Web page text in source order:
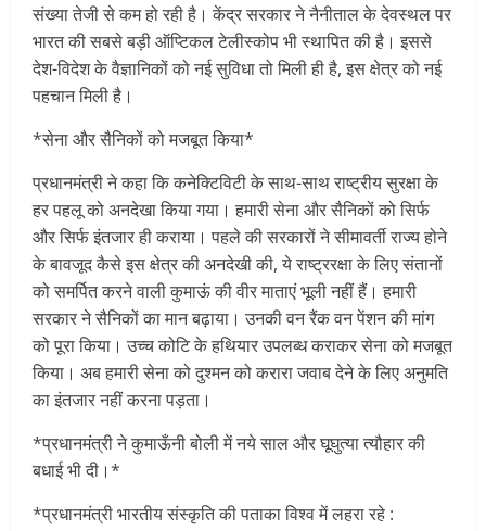
संख्या तेजी से कम हो रही है। केंद्र सरकार ने नैनीताल के देवस्थल पर
भारत की सबसे बड़ी ऑप्टिकल टेलीस्कोप भी स्थापित की है। इससे
देश-विदेश के वैज्ञानिकों को नई सुविधा तो मिली ही है, इस क्षेत्र को नई
पहचान मिली है।
*सेना और सैनिकों को मजबूत किया*
प्रधानमंत्री ने कहा कि कनेक्टिविटी के साथ-साथ राष्ट्रीय सुरक्षा के
हर पहलू को अनदेखा किया गया। हमारी सेना और सैनिकों को सिर्फ
और सिर्फ इंतजार ही कराया। पहले की सरकारों ने सीमावर्ती राज्य होने
के बावजूद कैसे इस क्षेत्र की अनदेखी की, ये राष्ट्ररक्षा के लिए संतानों
को समर्पित करने वाली कुमाऊं की वीर माताएं भूली नहीं हैं। हमारी
सरकार ने सैनिकों का मान बढ़ाया। उनकी वन रैंक वन पेंशन की मांग
को पूरा किया। उच्च कोटि के हथियार उपलब्ध कराकर सेना को मजबूत
किया। अब हमारी सेना को दुश्मन को करारा जवाब देने के लिए अनुमति
का इंतजार नहीं करना पड़ता।
*प्रधानमंत्री ने कुमाऊँनी बोली में नये साल और घूघुत्या त्यौहार की
बधाई भी दी।*
*प्रधानमंत्री भारतीय संस्कृति की पताका विश्व में लहरा रहे :